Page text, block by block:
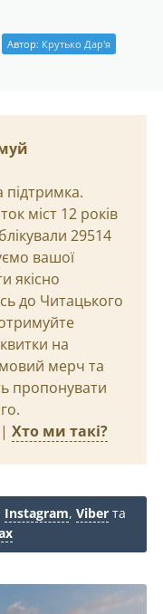
Автор: Крутько Дар'я
міст 12 років
29514
вашої
якісно
до Читацького
на
мерч та
пропонувати
| Хто ми такі?
Instagram, Viber та